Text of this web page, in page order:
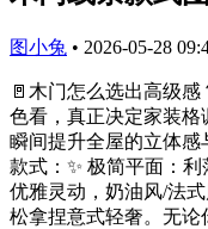
图小兔 • 2026-05-28
🚪木门怎么选出高级
色看，真正决定家装格
瞬间提升全屋的立体
款式：✨ 极简平面：利
优雅灵动，奶油风/法
松拿捏意式轻奢。无